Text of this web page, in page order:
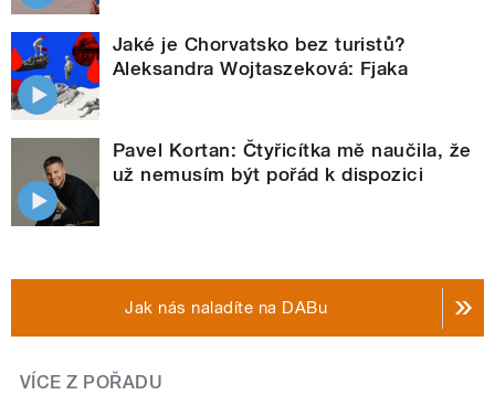
Jaké je Chorvatsko bez turistů?
Aleksandra Wojtaszeková: Fjaka
Pavel Kortan: Čtyřicítka mě naučila, že
už nemusím být pořád k dispozici
Jak nás naladíte na DABu
VÍCE Z POŘADU